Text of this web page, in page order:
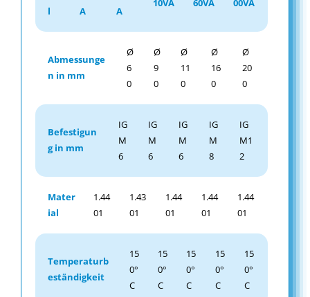
l
A
A
10VA 60VA 00VA
Abmessunge
n in mm
Ø
6
0
Ø
9
0
Ø
11
0
Ø
16
0
Ø
20
0
Befestigun
g in mm
IG
M
6
IG
M
6
IG
M
6
IG
M
8
IG
M1
2
Mater
ial
1.44
01
1.43
01
1.44
01
1.44
01
1.44
01
Temperaturb
eständigkeit
15
0°
C
15
0°
C
15
0°
C
15
0°
C
15
0°
C